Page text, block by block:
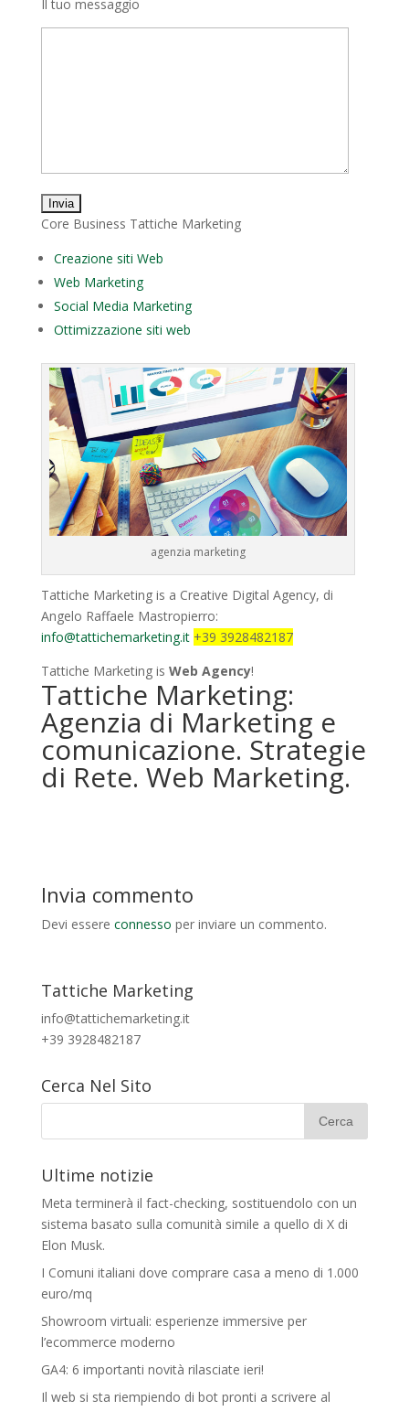
Il tuo messaggio
Core Business Tattiche Marketing
Creazione siti Web
Web Marketing
Social Media Marketing
Ottimizzazione siti web
agenzia marketing
Tattiche Marketing is a Creative Digital Agency, di
Angelo Raffaele Mastropierro:
info@tattichemarketing.it +39 3928482187
Tattiche Marketing is Web Agency!
Tattiche Marketing:
Agenzia di Marketing e
comunicazione. Strategie
di Rete. Web Marketing.
Invia commento
Devi essere connesso per inviare un commento.
Tattiche Marketing
info@tattichemarketing.it
+39 3928482187
Cerca Nel Sito
Ultime notizie
Meta terminerà il fact-checking, sostituendolo con un
sistema basato sulla comunità simile a quello di X di
Elon Musk.
I Comuni italiani dove comprare casa a meno di 1.000
euro/mq
Showroom virtuali: esperienze immersive per
l’ecommerce moderno
GA4: 6 importanti novità rilasciate ieri!
Il web si sta riempiendo di bot pronti a scrivere al